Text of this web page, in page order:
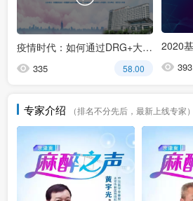
疫情时代：如何通过DRG+大数据病种组合指数付费推动高质量发展——上海市第十人民医院的实践与经验
335 58.00 393
专家介绍 （排名不分先后，最新上线专家）